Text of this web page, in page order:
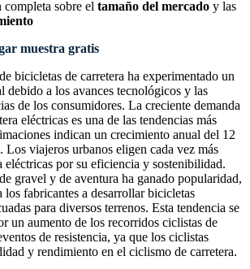
sobre el tamaño del mercado y las
muestra gratis
bicicletas de carretera ha experimentado un
debido a los avances tecnológicos y las
de los consumidores. La creciente demanda
eléctricas es una de las tendencias más
indican un crecimiento anual del 12
Los viajeros urbanos eligen cada vez más
eléctricas por su eficiencia y sostenibilidad.
gravel y de aventura ha ganado popularidad,
los fabricantes a desarrollar bicicletas
para diversos terrenos. Esta tendencia se
un aumento de los recorridos ciclistas de
de resistencia, ya que los ciclistas
y rendimiento en el ciclismo de carretera.